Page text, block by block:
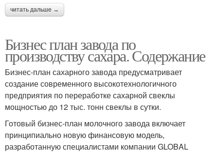
читать дальше →
Бизнес план завода по
производству сахара. Содержание
Бизнес-план сахарного завода предусматривает
создание современного высокотехнологичного
предприятия по переработке сахарной свеклы
мощностью до 12 тыс. тонн свеклы в сутки.
Готовый бизнес-план молочного завода включает
принципиально новую финансовую модель,
разработанную специалистами компании GLOBAL